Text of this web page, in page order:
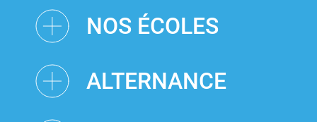
NOS ÉCOLES
ALTERNANCE